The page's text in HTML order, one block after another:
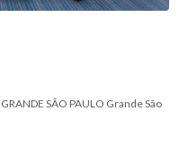
GRANDE SÃO PAULO Grande São